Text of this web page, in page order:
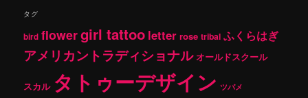
タグ
bird flowergirl tattoo letter rose tribal ふくらはぎ
アメリカントラディショナル オールドスクール
スカル タトゥーデザイン ツバメ